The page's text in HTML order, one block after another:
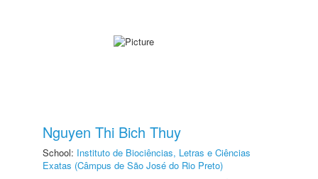
Nguyen Thi Bich Thuy
School: Instituto de Biociências, Letras e Ciências
Exatas (Câmpus de São José do Rio Preto)